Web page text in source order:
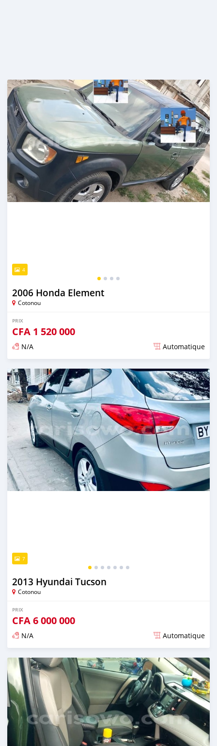
4
2006 Honda Element
Cotonou
PRIX
CFA 1 520 000
N/A Automatique
Publié il y a plus de 3 ans
7
2013 Hyundai Tucson
Cotonou
PRIX
CFA6 000 000
N/A Automatique
Publié il y a plus de 4 ans